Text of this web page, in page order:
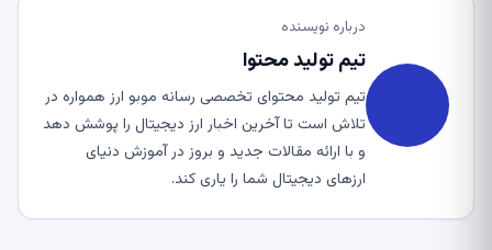
درباره نویسنده
تیم تولید محتوا
تیم تولید محتوای تخصصی رسانه موبو ارز همواره در
تلاش است تا آخرین اخبار ارز دیجیتال را پوشش دهد
و با ارائه مقالات جدید و بروز در آموزش دنیای
ارزهای دیجیتال شما را یاری کند.